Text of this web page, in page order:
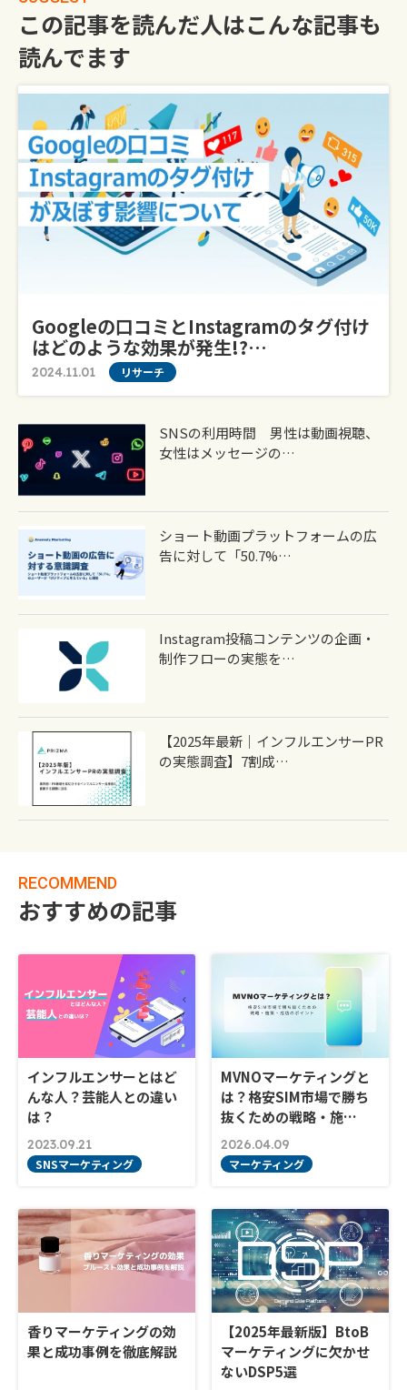
この記事を読んだ人はこんな記事も
読んでます
Googleの口コミとInstagramのタグ付け
はどのような効果が発生!?…
2024.11.01 リサーチ
SNSの利用時間 男性は動画視聴、
女性はメッセージの…
ショート動画プラットフォームの広
告に対して「50.7%…
Instagram投稿コンテンツの企画・
制作フローの実態を…
【2025年最新｜インフルエンサーPR
の実態調査】7割成…
RECOMMEND
おすすめの記事
インフルエンサーとはど
んな人？芸能人との違い
は？
2023.09.21
SNSマーケティング
MVNOマーケティングと
は？格安SIM市場で勝ち
抜くための戦略・施…
2026.04.09
マーケティング
香りマーケティングの効
果と成功事例を徹底解説
【2025年最新版】BtoB
マーケティングに欠かせ
ないDSP5選